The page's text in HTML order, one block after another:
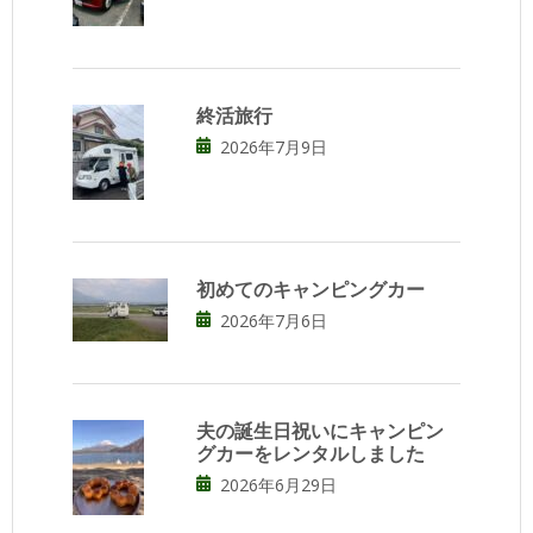
終活旅行
2026年7月9日
初めてのキャンピングカー
2026年7月6日
夫の誕生日祝いにキャンピン
グカーをレンタルしました
2026年6月29日